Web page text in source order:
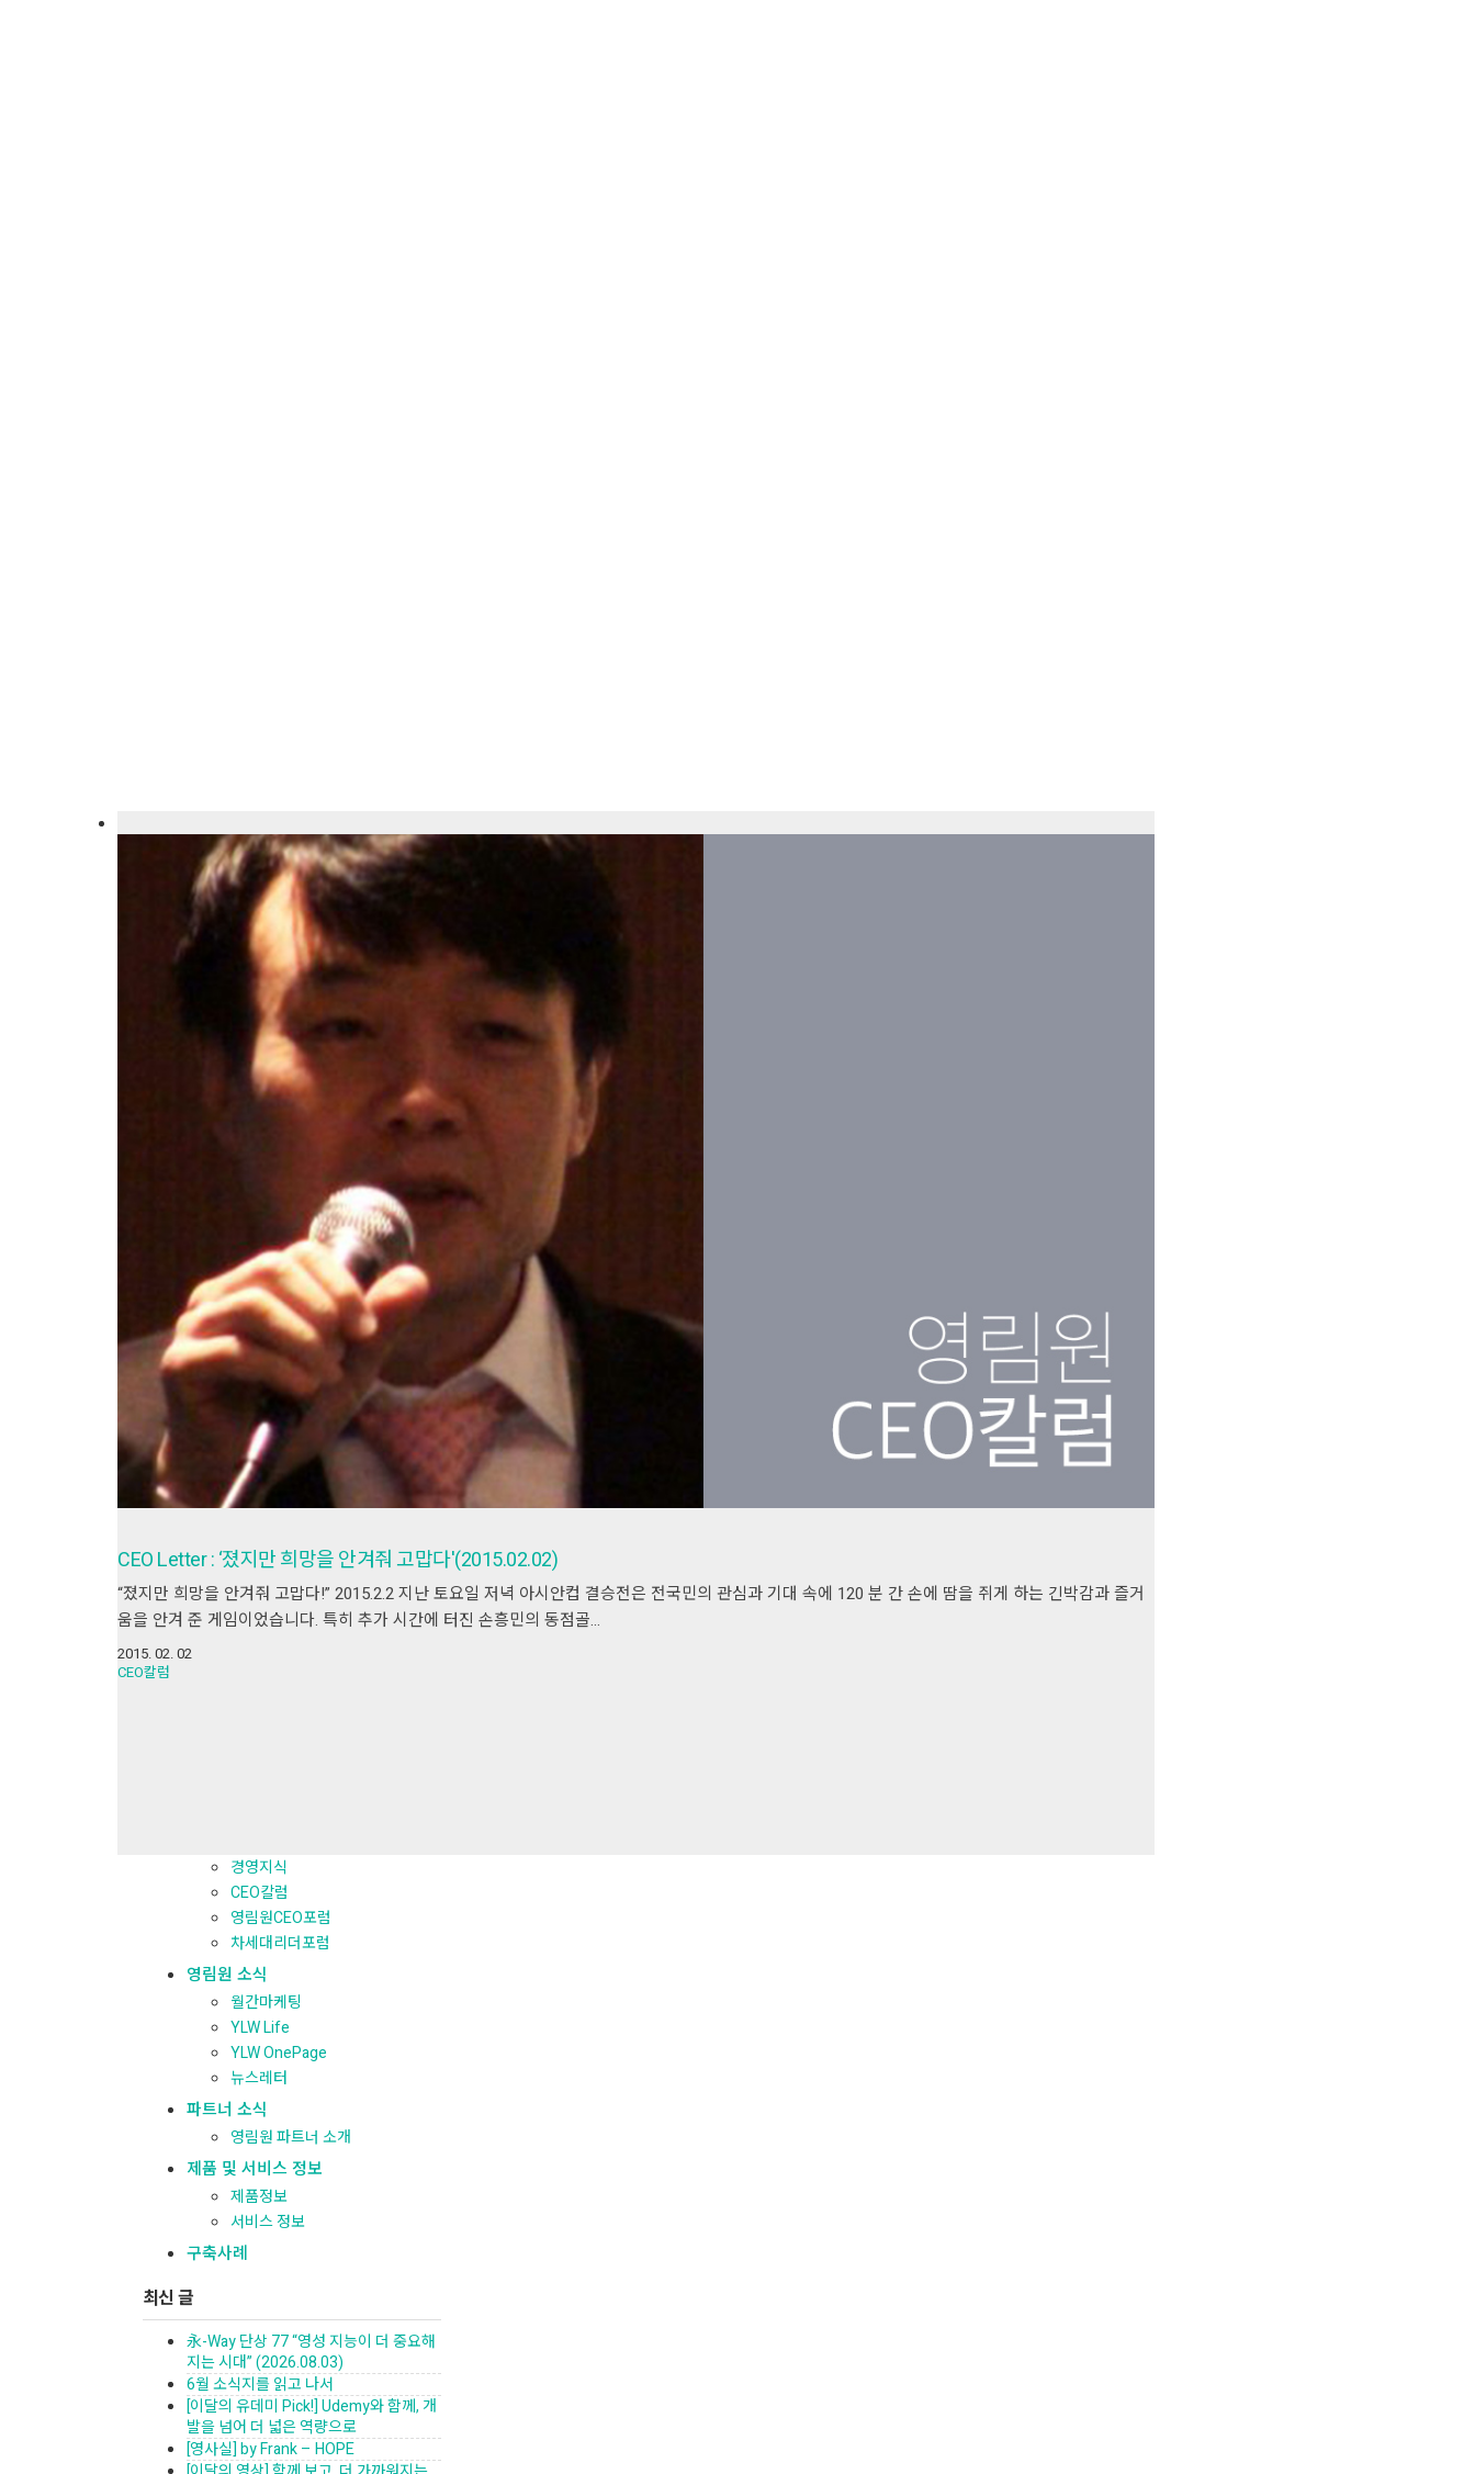
CEO Letter : ‘졌지만 희망을 안겨줘 고맙다'(2015.02.02)
“졌지만 희망을 안겨줘 고맙다!” 2015.2.2 지난 토요일 저녁 아시안컵 결승전은 전국민의 관심과 기대 속에 120 분 간 손에 땀을 쥐게 하는 긴박감과 즐거
움을 안겨 준 게임이었습니다. 특히 추가 시간에 터진 손흥민의 동점골…
2015. 02. 02
CEO칼럼
경영지식
CEO칼럼
영림원CEO포럼
차세대리더포럼
영림원 소식
월간마케팅
YLW Life
YLW OnePage
뉴스레터
파트너 소식
영림원 파트너 소개
제품 및 서비스 정보
제품정보
서비스 정보
구축사례
최신 글
永-Way 단상 77 “영성 지능이 더 중요해
지는 시대” (2026.08.03)
6월 소식지를 읽고 나서
[이달의 유데미 Pick!] Udemy와 함께, 개
발을 넘어 더 넓은 역량으로
[영사실] by Frank – HOPE